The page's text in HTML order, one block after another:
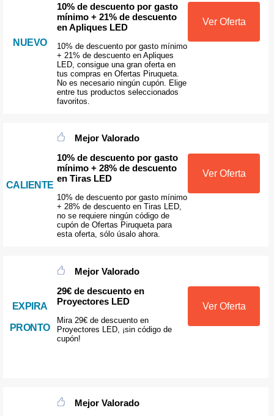
NUEVO
10% de descuento por gasto
mínimo + 21% de descuento
en Apliques LED
10% de descuento por gasto mínimo
+ 21% de descuento en Apliques
LED, consigue una gran oferta en
tus compras en Ofertas Piruqueta.
No es necesario ningún cupón. Elige
entre tus productos seleccionados
favoritos.
Ver Oferta
CALIENTE
Mejor Valorado
10% de descuento por gasto
mínimo + 28% de descuento
en Tiras LED
10% de descuento por gasto mínimo
+ 28% de descuento en Tiras LED,
no se requiere ningún código de
cupón de Ofertas Piruqueta para
esta oferta, sólo úsalo ahora.
Ver Oferta
EXPIRA
PRONTO
Mejor Valorado
29€ de descuento en
Proyectores LED
Mira 29€ de descuento en
Proyectores LED, ¡sin código de
cupón!
Ver Oferta
Mejor Valorado